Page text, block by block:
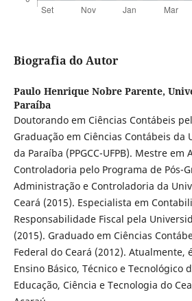
Biografia do Autor
Paulo Henrique Nobre Parente,
Paraíba
Doutorando em Ciências Contábeis
Graduação em Ciências Contábeis da
da Paraíba (PPGCC-UFPB). Mestre em
Controladoria pelo Programa de Pós-
Administração e Controladoria da
Ceará (2015). Especialista em
Responsabilidade Fiscal pela
(2015). Graduado em Ciências
Federal do Ceará (2012). Atualmente,
Ensino Básico, Técnico e Tecnológico
Educação, Ciência e Tecnologia do